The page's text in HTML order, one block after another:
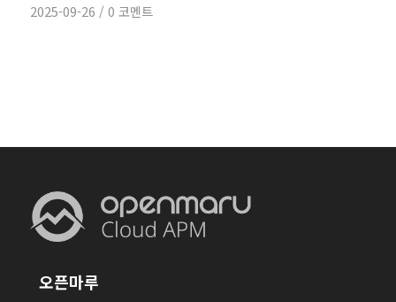
2025-09-26 / 0 코멘트
오픈마루